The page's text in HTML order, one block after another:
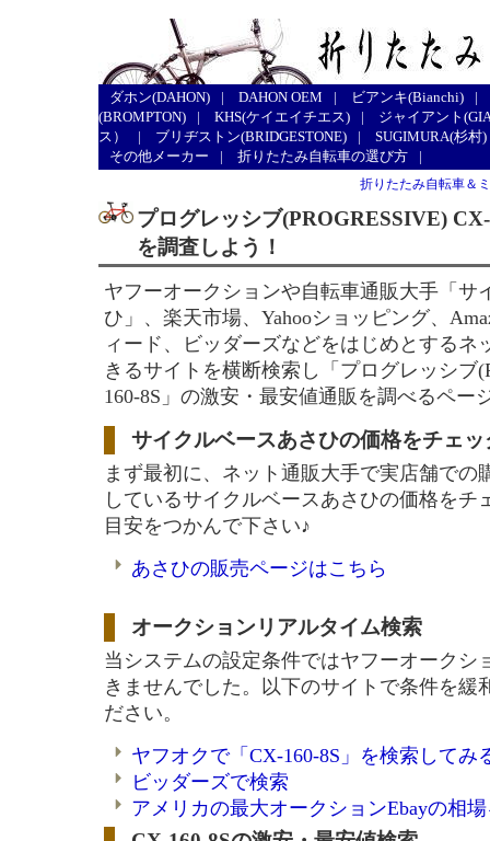
ダホン(DAHON) | DAHON OEM | ビアンキ(Bianchi)
|
(BROMPTON)
| KHS(ケイエイチエス) |
ジャイアント
ス）
| ブリヂストン(BRIDGESTONE) |
SUGIMURA(杉村)
その他メーカー
| 折りたたみ自転車の選び方 |
折りたたみ自転車＆
プログレッシブ(PROGRESSIVE)
を調査しよう！
ヤフーオークションや自転車通販大手「サ
ひ」、楽天市場、Yahooショッピング、
ィード、ビッダーズなどをはじめとするネ
きるサイトを横断検索し「プログレッシブ
160-8S」の激安・最安値通販を調べるペー
サイクルベースあさひの価格をチェッ
まず最初に、ネット通販大手で実店舗での
しているサイクルベースあさひの価格をチ
目安をつかんで下さい♪
あさひの販売ページはこちら
オークションリアルタイム検索
当システムの設定条件ではヤフーオークシ
きませんでした。以下のサイトで条件を緩
ださい。
ヤフオクで「CX-160-8S」を検索してみ
ビッダーズで検索
アメリカの最大オークションEbayの相